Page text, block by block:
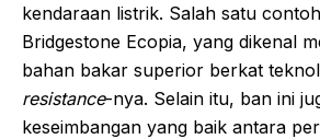
kendaraan listrik. Salah satu
Bridgestone Ecopia, yang dikenal
bahan bakar superior berkat
resistance-nya. Selain itu, ban ini
keseimbangan yang baik antara